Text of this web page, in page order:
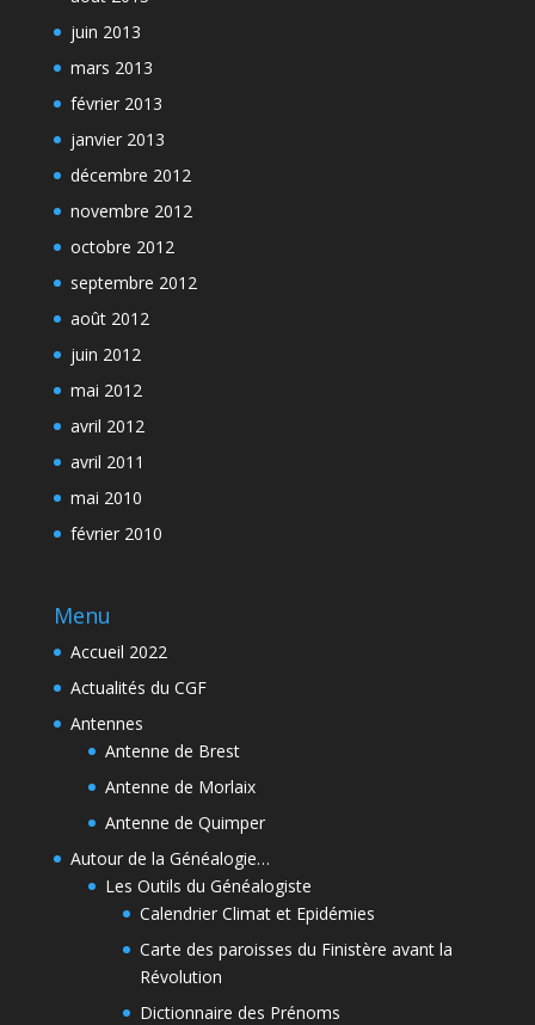
juin 2013
mars 2013
février 2013
janvier 2013
décembre 2012
novembre 2012
octobre 2012
septembre 2012
août 2012
juin 2012
mai 2012
avril 2012
avril 2011
mai 2010
février 2010
Menu
Accueil 2022
Actualités du CGF
Antennes
Antenne de Brest
Antenne de Morlaix
Antenne de Quimper
Autour de la Généalogie…
Les Outils du Généalogiste
Calendrier Climat et Epidémies
Carte des paroisses du Finistère avant la
Révolution
Dictionnaire des Prénoms